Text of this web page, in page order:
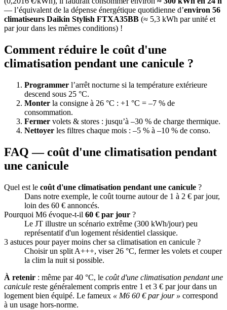
— l’équivalent de la dépense énergétique quotidienne d’environ 56
climatiseurs Daikin Stylish FTXA35BB (≈ 5,3 kWh par unité et
par jour dans les mêmes conditions) !
Comment réduire le coût d'une
climatisation pendant une canicule ?
Programmer l’arrêt nocturne si la température extérieure
descend sous 25 °C.
Monter la consigne à 26 °C : +1 °C = –7 % de
consommation.
Fermer volets & stores : jusqu’à –30 % de charge thermique.
Nettoyer les filtres chaque mois : –5 % à –10 % de conso.
FAQ — coût d'une climatisation pendant
une canicule
Quel est le coût d'une climatisation pendant une canicule ?
Dans notre exemple, le coût tourne autour de 1 à 2 € par jour,
loin des 60 € annoncés.
Pourquoi M6 évoque-t-il 60 € par jour ?
Le JT illustre un scénario extrême (300 kWh/jour) peu
représentatif d'un logement résidentiel classique.
3 astuces pour payer moins cher sa climatisation en canicule ?
Choisir un split A+++, viser 26 °C, fermer les volets et couper
la clim la nuit si possible.
À retenir : même par 40 °C, le coût d'une climatisation pendant une
canicule reste généralement compris entre 1 et 3 € par jour dans un
logement bien équipé. Le fameux « M6 60 € par jour » correspond
à un usage hors-norme.